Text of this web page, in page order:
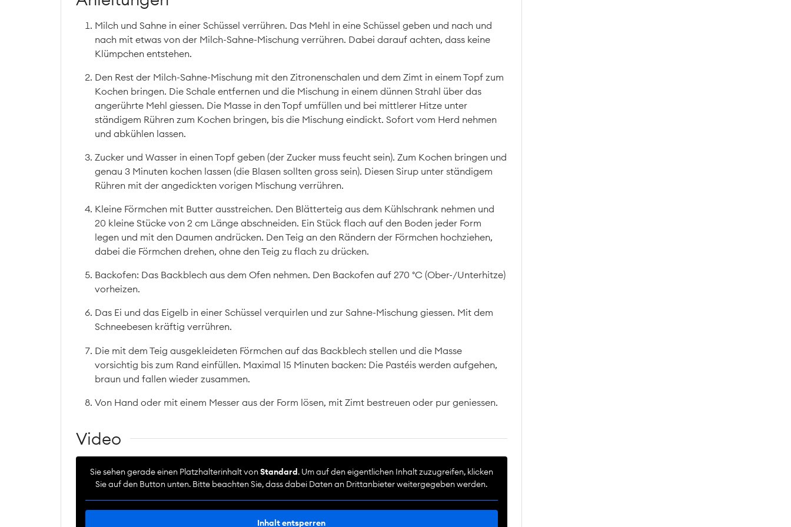
Milch und Sahne in einer Schüssel verrühren. Das Mehl in eine Schüssel geben und nach und
nach mit etwas von der Milch-Sahne-Mischung verrühren. Dabei darauf achten, dass keine
Klümpchen entstehen.
Den Rest der Milch-Sahne-Mischung mit den Zitronenschalen und dem Zimt in einem Topf zum
Kochen bringen. Die Schale entfernen und die Mischung in einem dünnen Strahl über das
angerührte Mehl giessen. Die Masse in den Topf umfüllen und bei mittlerer Hitze unter
ständigem Rühren zum Kochen bringen, bis die Mischung eindickt. Sofort vom Herd nehmen
und abkühlen lassen.
Zucker und Wasser in einen Topf geben (der Zucker muss feucht sein). Zum Kochen bringen und
genau 3 Minuten kochen lassen (die Blasen sollten gross sein). Diesen Sirup unter ständigem
Rühren mit der angedickten vorigen Mischung verrühren.
Kleine Förmchen mit Butter ausstreichen. Den Blätterteig aus dem Kühlschrank nehmen und
20 kleine Stücke von 2 cm Länge abschneiden. Ein Stück flach auf den Boden jeder Form
legen und mit den Daumen andrücken. Den Teig an den Rändern der Förmchen hochziehen,
dabei die Förmchen drehen, ohne den Teig zu flach zu drücken.
Backofen: Das Backblech aus dem Ofen nehmen. Den Backofen auf 270 °C (Ober-/Unterhitze)
vorheizen.
Das Ei und das Eigelb in einer Schüssel verquirlen und zur Sahne-Mischung giessen. Mit dem
Schneebesen kräftig verrühren.
Die mit dem Teig ausgekleideten Förmchen auf das Backblech stellen und die Masse
vorsichtig bis zum Rand einfüllen. Maximal 15 Minuten backen: Die Pastéis werden aufgehen,
braun und fallen wieder zusammen.
Von Hand oder mit einem Messer aus der Form lösen, mit Zimt bestreuen oder pur geniessen.
Video
Sie sehen gerade einen Platzhalterinhalt vonStandard. Um auf den eigentlichen Inhalt zuzugreifen, klicken
Sie auf den Button unten. Bitte beachten Sie, dass dabei Daten an Drittanbieter weitergegeben werden.
Inhalt entsperren